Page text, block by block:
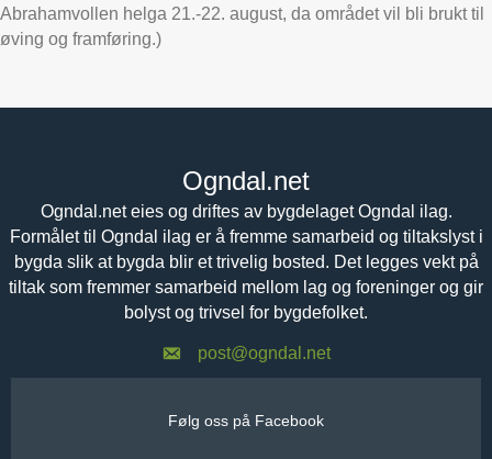
Abrahamvollen helga 21.-22. august, da området vil bli brukt til
øving og framføring.)
Ogndal.net
Ogndal.net eies og driftes av bygdelaget Ogndal ilag.
Formålet til Ogndal ilag er å fremme samarbeid og tiltakslyst i
bygda slik at bygda blir et trivelig bosted. Det legges vekt på
tiltak som fremmer samarbeid mellom lag og foreninger og gir
bolyst og trivsel for bygdefolket.
post@ogndal.net
Følg oss på Facebook